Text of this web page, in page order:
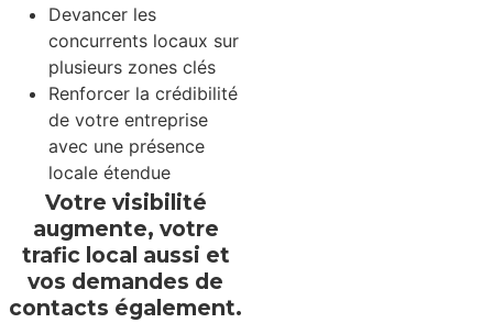
Devancer les
concurrents locaux sur
plusieurs zones clés
Renforcer la crédibilité
de votre entreprise
avec une présence
locale étendue
Votre visibilité
augmente, votre
trafic local aussi et
vos demandes de
contacts également.